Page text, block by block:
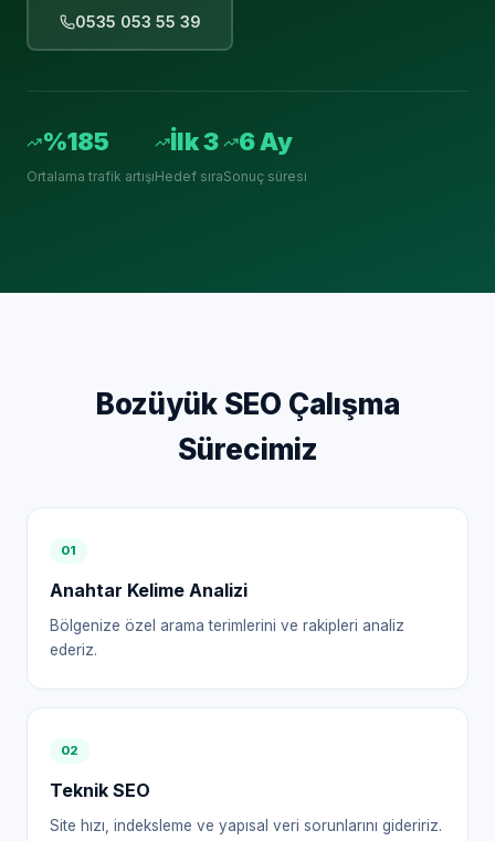
0535 053 55 39
%185
Ortalama trafik artışı
İlk 3
Hedef sıra
6 Ay
Sonuç süresi
BozüyükSEO Çalışma
Sürecimiz
01
Anahtar Kelime Analizi
Bölgenize özel arama terimlerini ve rakipleri analiz
ederiz.
02
Teknik SEO
Site hızı, indeksleme ve yapısal veri sorunlarını gideririz.